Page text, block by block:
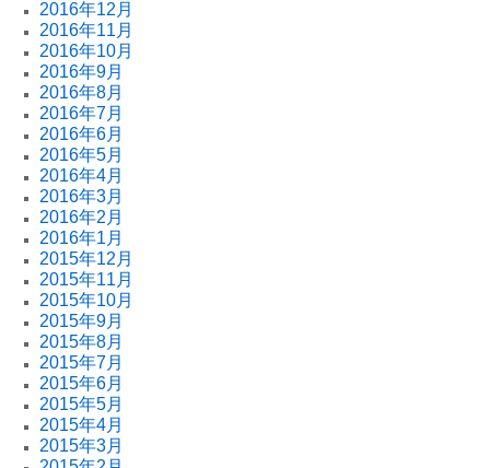
2016年12月
2016年11月
2016年10月
2016年9月
2016年8月
2016年7月
2016年6月
2016年5月
2016年4月
2016年3月
2016年2月
2016年1月
2015年12月
2015年11月
2015年10月
2015年9月
2015年8月
2015年7月
2015年6月
2015年5月
2015年4月
2015年3月